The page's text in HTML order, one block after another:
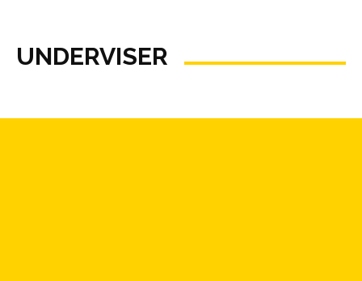
UNDERVISER